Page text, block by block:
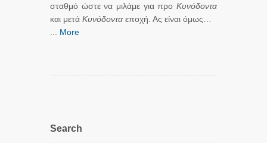
σταθμό ώστε να μιλάμε για προ Κυνόδοντα
και μετά Κυνόδοντα εποχή. Ας είναι όμως…
More
Search